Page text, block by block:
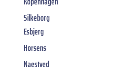
Silkeborg
Esbjerg
Horsens
Naestved